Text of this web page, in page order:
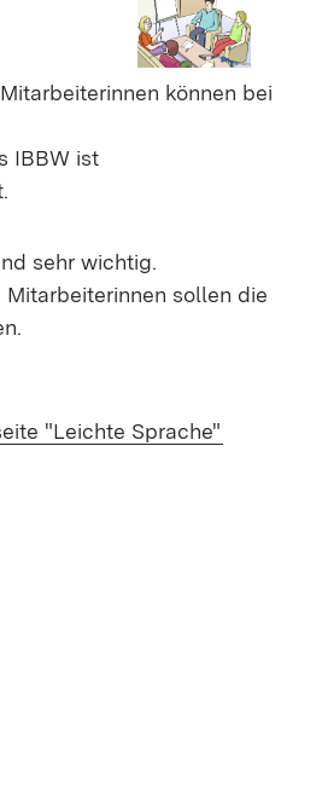
können bei
IBBW ist
sehr wichtig.
sollen die
"Leichte Sprache"